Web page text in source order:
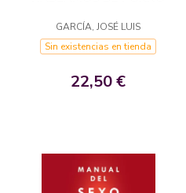
GARCÍA, JOSÉ LUIS
Sin existencias en tienda
22,50 €